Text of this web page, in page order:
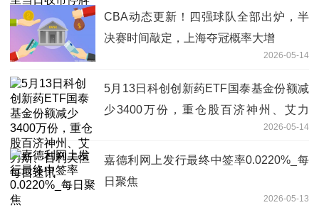
CBA动态更新！四强球队全部出炉，半
决赛时间敲定，上海夺冠概率大增
2026-05-14
5月13日科创创新药ETF国泰基金份额减
少3400万份，重仓股百济神州、艾力
2026-05-14
嘉德利网上发行最终中签率0.0220%_每
日聚焦
2026-05-13